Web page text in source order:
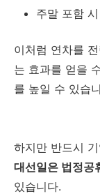
주말 포함
이처럼 연차를
는 효과를 얻을
를 높일 수 있습
하지만 반드시
대선일은 법정공
있습니다.